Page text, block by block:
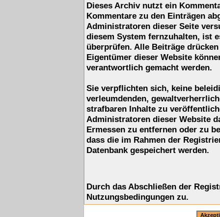
Dieses Archiv nutzt ein
Kommentare zu den Einträgen
Administratoren dieser Seite
diesem System fernzuhalten, ist
überprüfen. Alle Beiträge
Eigentümer dieser Website
verantwortlich gemacht werden.
Sie verpflichten sich, keine
verleumdenden,
strafbaren Inhalte zu
Administratoren dieser Website
Ermessen zu entfernen oder zu
dass die im Rahmen der
Datenbank gespeichert werden.
Durch das Abschließen der
Nutzungsbedingungen zu.